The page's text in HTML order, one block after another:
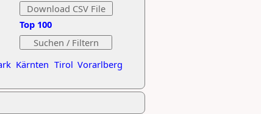
Kärnten Tirol Vorarlberg
Top 100